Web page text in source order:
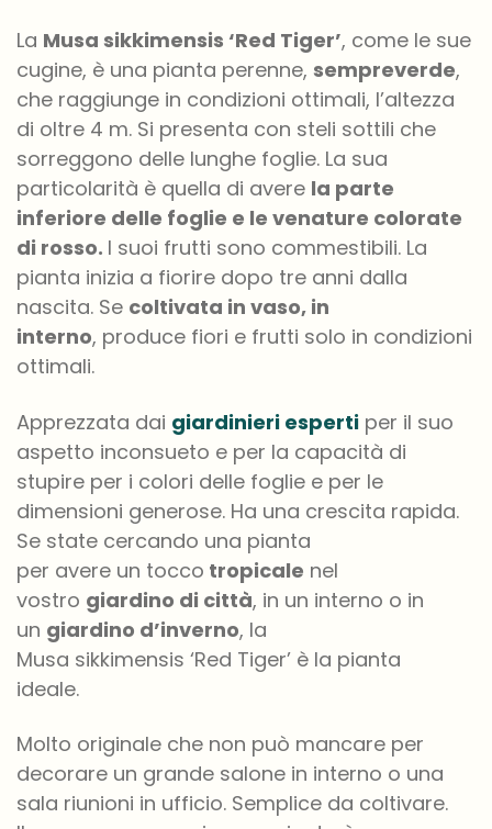
La Musa sikkimensis ‘Red Tiger’, come le sue
cugine, è una pianta perenne, sempreverde,
che raggiunge in condizioni ottimali, l’altezza
di oltre 4 m. Si presenta con steli sottili che
sorreggono delle lunghe foglie. La sua
particolarità è quella di avere la parte
inferiore delle foglie e le venature colorate
di rosso. I suoi frutti sono commestibili. La
pianta inizia a fiorire dopo tre anni dalla
nascita. Se coltivata in vaso, in
interno, produce fiori e frutti solo in condizioni
ottimali.
Apprezzata dai giardinieri esperti per il suo
aspetto inconsueto e per la capacità di
stupire per i colori delle foglie e per le
dimensioni generose. Ha una crescita rapida.
Se state cercando una pianta
per avere un tocco tropicale nel
vostro giardino di città, in un interno o in
un giardino d’inverno, la
Musa sikkimensis ‘Red Tiger’ è la pianta
ideale.
Molto originale che non può mancare per
decorare un grande salone in interno o una
sala riunioni in ufficio. Semplice da coltivare.